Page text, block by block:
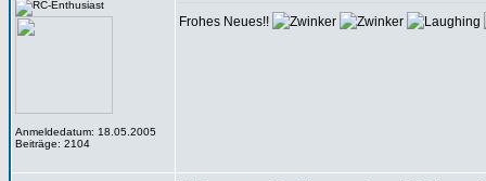
Anmeldedatum: 18.05.2005
Beiträge: 2104
Frohes Neues!!